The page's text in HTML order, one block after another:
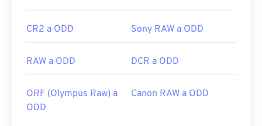
CR2 a ODD Sony RAW a ODD
RAW a ODD DCR a ODD
ORF (Olympus Raw) a
ODD
Canon RAW a ODD